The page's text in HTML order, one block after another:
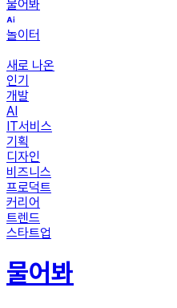
물어봐
놀이터
새로 나온
인기
개발
AI
IT서비스
기획
디자인
비즈니스
프로덕트
커리어
트렌드
스타트업
물어봐